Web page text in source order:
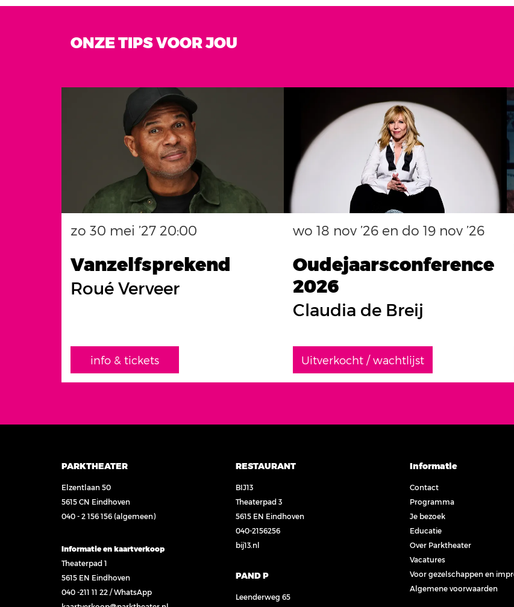
ONZE TIPS VOOR JOU
Vanzelfsprekend
Roué Verveer
zo 30 mei ’27 20:00
info & tickets
Oudejaarsconference
2026
Claudia de Breij
wo 18 nov ’26 en do 19 nov ’26
Uitverkocht / wachtlijst
PARKTHEATER
Elzentlaan 50
5615 CN Eindhoven
040 - 2 156 156 (algemeen)
Informatie en kaartverkoop
Theaterpad 1
5615 EN Eindhoven
040 -211 11 22 /WhatsApp
RESTAURANT
BIJ13
Theaterpad 3
5615 EN Eindhoven
040-2156256
bij13.nl
PAND P
Leenderweg 65
Informatie
Contact
Programma
Je bezoek
Educatie
Over Parktheater
Vacatures
Voor gezelschappen en
Algemene voorwaarden